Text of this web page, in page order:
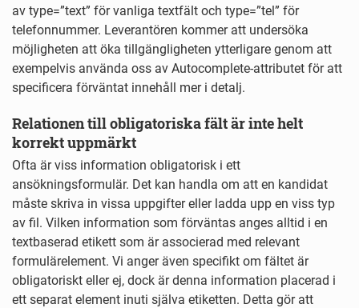
av type=”text” för vanliga textfält och type=”tel” för
telefonnummer. Leverantören kommer att undersöka
möjligheten att öka tillgängligheten ytterligare genom att
exempelvis använda oss av Autocomplete-attributet för att
specificera förväntat innehåll mer i detalj.
Relationen till obligatoriska fält är inte helt
korrekt uppmärkt
Ofta är viss information obligatorisk i ett
ansökningsformulär. Det kan handla om att en kandidat
måste skriva in vissa uppgifter eller ladda upp en viss typ
av fil. Vilken information som förväntas anges alltid i en
textbaserad etikett som är associerad med relevant
formulärelement. Vi anger även specifikt om fältet är
obligatoriskt eller ej, dock är denna information placerad i
ett separat element inuti själva etiketten. Detta gör att